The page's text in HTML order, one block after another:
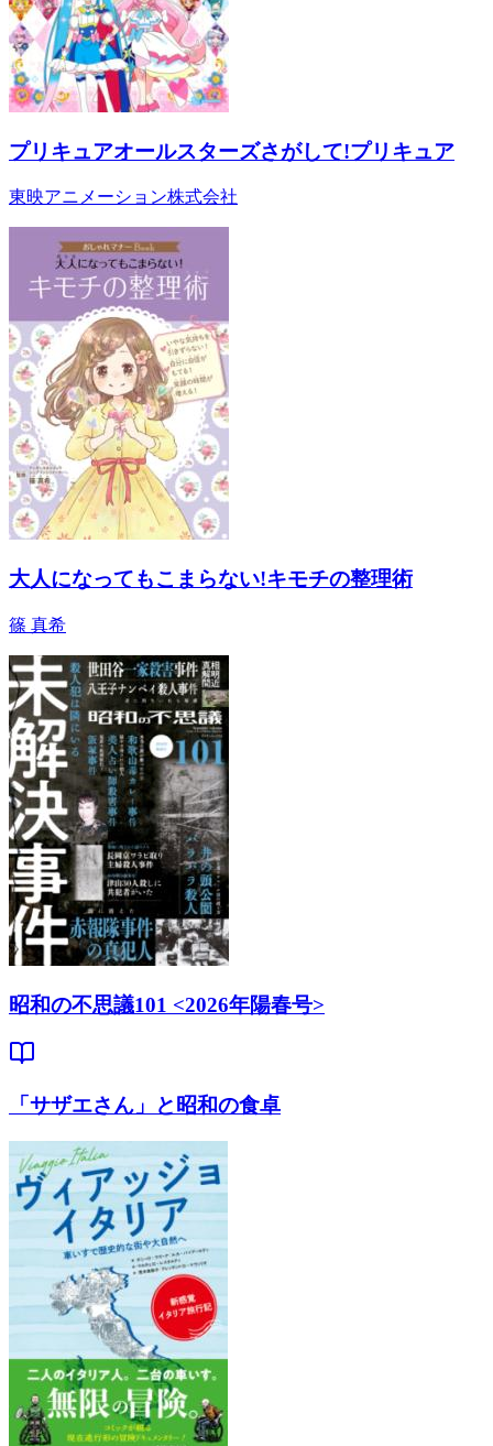
プリキュアオールスターズさがして!プリキュア
東映アニメーション株式会社
大人になってもこまらない!キモチの整理術
篠 真希
昭和の不思議101 <2026年陽春号>
「サザエさん」と昭和の食卓